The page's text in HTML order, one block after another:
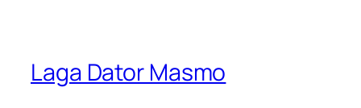
Laga Dator Masmo